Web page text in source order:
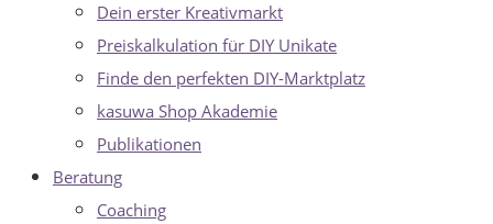
Dein erster Kreativmarkt
Preiskalkulation für DIY Unikate
Finde den perfekten DIY-Marktplatz
kasuwa Shop Akademie
Publikationen
Beratung
Coaching